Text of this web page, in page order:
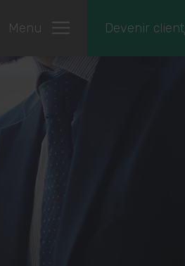
Menu Devenir client